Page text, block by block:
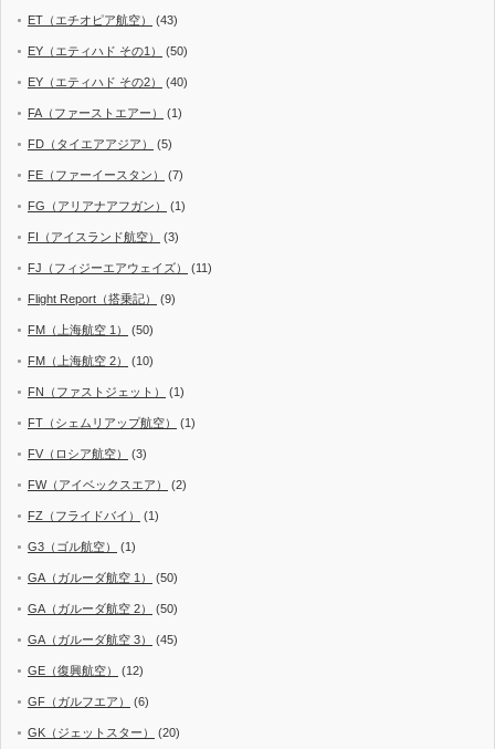
ET（エチオピア航空） (43)
EY（エティハド その1） (50)
EY（エティハド その2） (40)
FA（ファーストエアー） (1)
FD（タイエアアジア） (5)
FE（ファーイースタン） (7)
FG（アリアナアフガン） (1)
FI（アイスランド航空） (3)
FJ（フィジーエアウェイズ） (11)
Flight Report（搭乗記） (9)
FM（上海航空 1） (50)
FM（上海航空 2） (10)
FN（ファストジェット） (1)
FT（シェムリアップ航空） (1)
FV（ロシア航空） (3)
FW（アイベックスエア） (2)
FZ（フライドバイ） (1)
G3（ゴル航空） (1)
GA（ガルーダ航空 1） (50)
GA（ガルーダ航空 2） (50)
GA（ガルーダ航空 3） (45)
GE（復興航空） (12)
GF（ガルフエア） (6)
GK（ジェットスター） (20)